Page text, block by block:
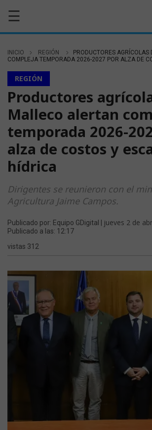
☰
INICIO REGIÓN
PRODUCTORES AGRÍCOLAS
COMPLEJA TEMPORADA 2026-2027 POR ALZA DE
REGIÓN
Productores
Malleco alertan
temporada 2026-
alza de costos y
hídrica
Dirigentes se reunieron con el
Agricultura Jaime Campos.
Publicado por: Equipo GDigital | jueves 2 de
Publicado a las: 12:17
vistas 312